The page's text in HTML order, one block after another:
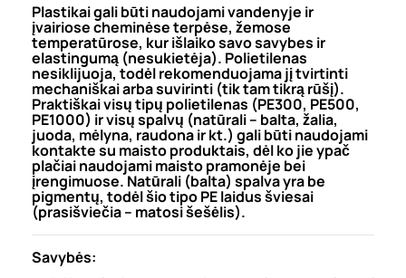
Plastikai gali būti naudojami vandenyje ir
įvairiose cheminėse terpėse, žemose
temperatūrose, kur išlaiko savo savybes ir
elastingumą (nesukietėja). Polietilenas
nesiklijuoja, todėl rekomenduojama jį tvirtinti
mechaniškai arba suvirinti (tik tam tikrą rūšį).
Praktiškai visų tipų polietilenas (PE300, PE500,
PE1000) ir visų spalvų (natūrali – balta, žalia,
juoda, mėlyna, raudona ir kt.) gali būti naudojami
kontakte su maisto produktais, dėl ko jie ypač
plačiai naudojami maisto pramonėje bei
įrengimuose. Natūrali (balta) spalva yra be
pigmentų, todėl šio tipo PE laidus šviesai
(prasišviečia – matosi šešėlis).
Savybės: